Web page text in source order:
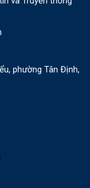
phường Tân Định,